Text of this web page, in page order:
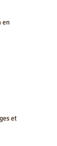
en
et